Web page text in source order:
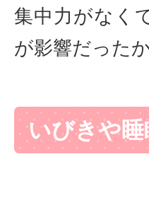
集中力がなく
が影響だったか
いびきや